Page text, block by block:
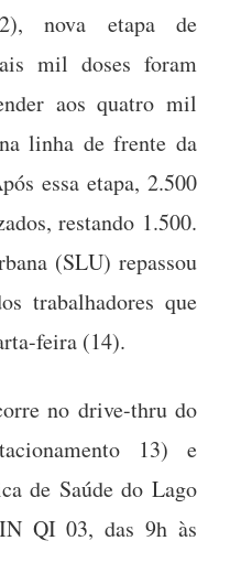
nova etapa de
mil doses foram
aos quatro mil
linha de frente da
essa etapa, 2.500
restando 1.500.
(SLU) repassou
trabalhadores que
feira (14).
no drive-thru do
13) e
de Saúde do Lago
QI 03, das 9h às